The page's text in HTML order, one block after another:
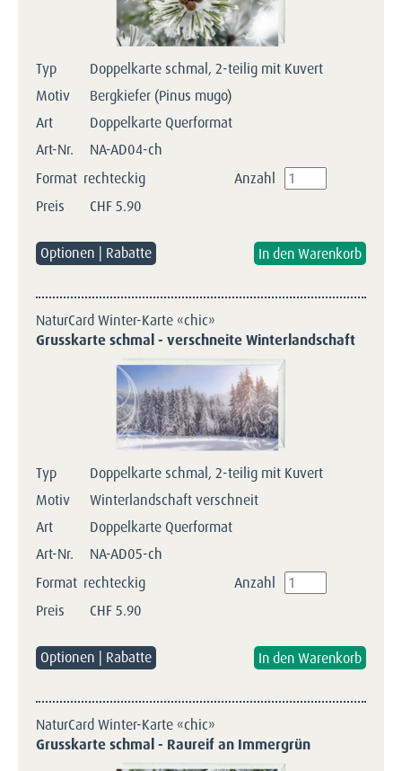
Typ
Doppelkarte schmal, 2-teilig mit Kuvert
Motiv
Bergkiefer (Pinus mugo)
Art
Doppelkarte Querformat
Art-Nr.
NA-AD04-ch
Format rechteckig
Anzahl
Preis
CHF5.90
Optionen | Rabatte
NaturCard Winter-Karte «chic»
Grusskarte schmal - verschneite Winterlandschaft
Typ
Doppelkarte schmal, 2-teilig mit Kuvert
Motiv
Winterlandschaft verschneit
Art
Doppelkarte Querformat
Art-Nr.
NA-AD05-ch
Format rechteckig
Anzahl
Preis
CHF5.90
Optionen | Rabatte
NaturCard Winter-Karte «chic»
Grusskarte schmal - Raureif an Immergrün